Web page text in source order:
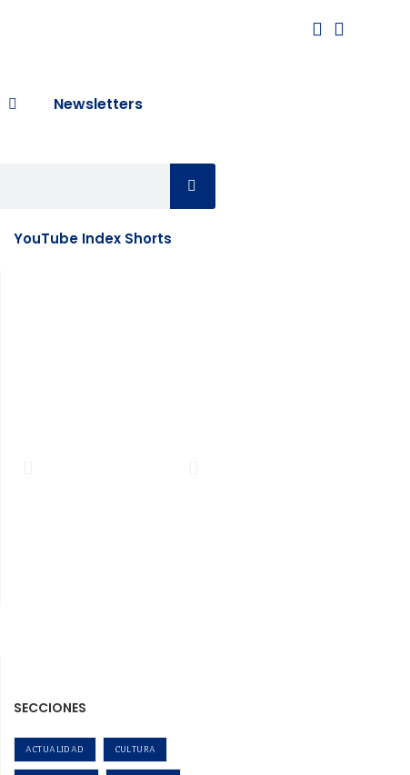
Newsletters
YouTube Index Shorts
SECCIONES
ACTUALIDAD CULTURA